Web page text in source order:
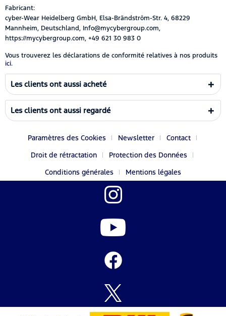
Fabricant:
cyber-Wear Heidelberg GmbH, Elsa-Brändström-Str. 4, 68229
Mannheim, Deutschland, Info@mycybergroup.com,
https://mycybergroup.com, +49 621 30 983 0
Vous trouverez les déclarations de conformité relatives à nos produits
ici.
Les clients ont aussi acheté
Les clients ont aussi regardé
Paramètres des Cookies Newsletter
Contact
Droit de rétractation
Protection des Données
Conditions générales
Mentions légales